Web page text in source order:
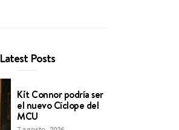
Latest Posts
Kit Connor podría ser
el nuevo Cíclope del
MCU